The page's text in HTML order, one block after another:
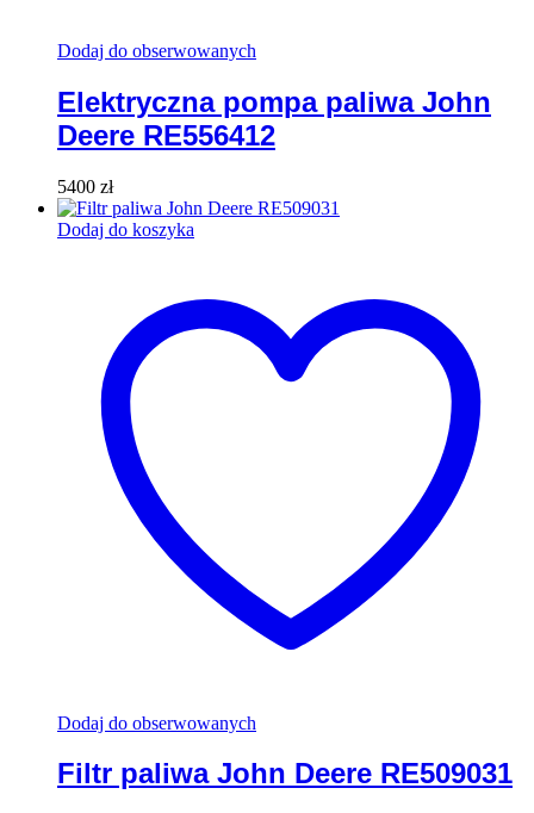
Dodaj do obserwowanych
Elektryczna pompa paliwa John
Deere RE556412
5400 zł
Dodaj do koszyka
Dodaj do obserwowanych
Filtr paliwa John Deere RE509031